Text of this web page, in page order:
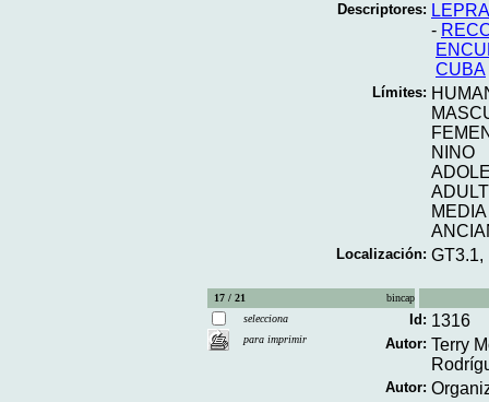
Descriptores: LEPRA
-
CUBA
Límites:
NINO
Localización: GT3.1,
17 / 21
bincap
selecciona
para imprimir
Id: 1316
Autor: Terry
Autor: